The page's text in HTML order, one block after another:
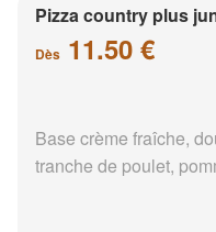
Pizza country plus
Dès 11.50 €
Base crème fraîche,
tranche de poulet,